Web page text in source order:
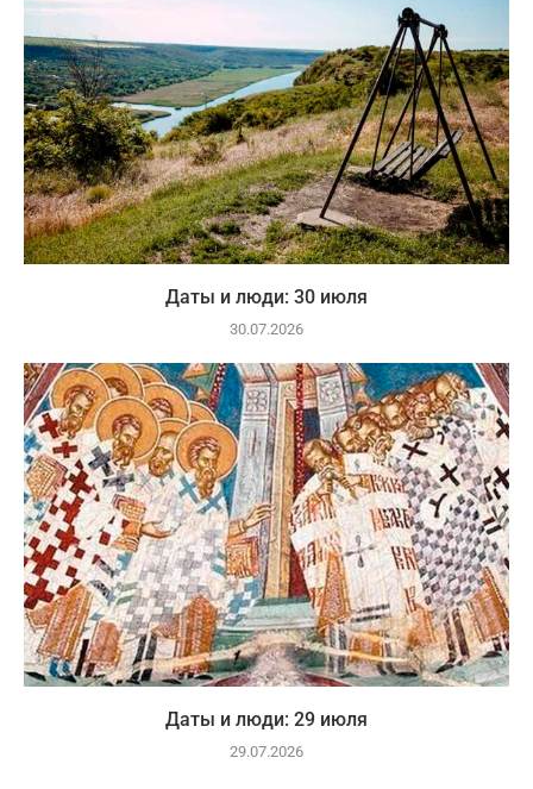
Даты и люди: 30 июля
30.07.2026
Даты и люди: 29 июля
29.07.2026